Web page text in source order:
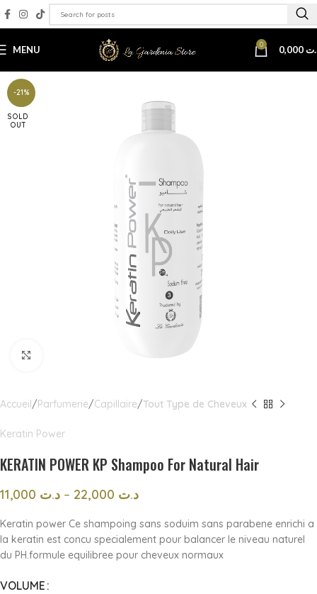
MENU 0
-21%
SOLD
OUT
Accueil Parfumerie Capillaire Tout Type de Cheveux
Keratin Power
KERATIN POWER KP Shampoo For Natural Hair
د.ت – د.ت
Keratin power Ce shampoing sans soduim sans parabene enrichi a
la keratin est concu specialement pour balancer le niveau naturel
du PH.formule equilibree pour cheveux normaux
VOLUME